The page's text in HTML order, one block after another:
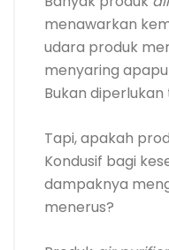
menerus?
Produkair purifier
dilengkapi
menghilangkan
ini akan melekat
30 menit dan
yang dapat
dari kulit. Tetap